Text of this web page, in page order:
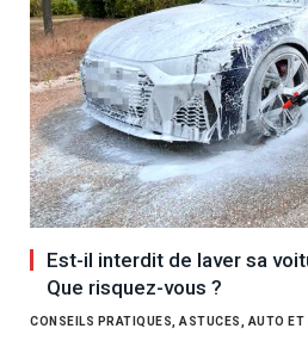
Est-il interdit de laver sa
Que risquez-vous ?
CONSEILS PRATIQUES, ASTUCES, AUTO ET